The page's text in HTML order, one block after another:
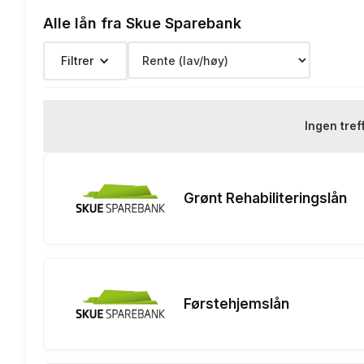
Depotgebyr:
Eksempelrente: Nominell
Alle lån fra Skue Sparebank
Filtrer
Ingen
Grønt Rehabiliteringslån
Førstehjemslån